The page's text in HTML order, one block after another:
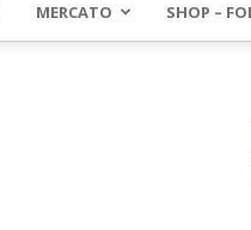
Assinews.it
MERCATO SHOP –